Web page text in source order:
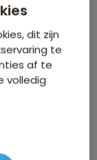
voor
dit zijn
te
af te
volledig